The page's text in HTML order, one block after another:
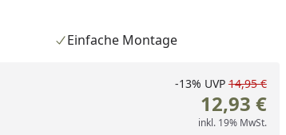
Einfache Montage
eingeben
um eins erhöhen
-13% UVP 14,95 €
12,93 €
inkl. 19% MwSt.